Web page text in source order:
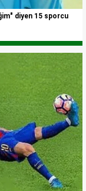
diyen 15 sporcu